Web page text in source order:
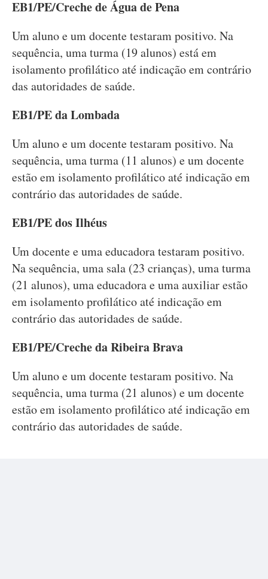
EB1/PE/Creche de Água de Pena
Um aluno e um docente testaram positivo. Na
sequência, uma turma (19 alunos) está em
isolamento profilático até indicação em contrário
das autoridades de saúde.
EB1/PE da Lombada
Um aluno e um docente testaram positivo. Na
sequência, uma turma (11 alunos) e um docente
estão em isolamento profilático até indicação em
contrário das autoridades de saúde.
EB1/PE dos Ilhéus
Um docente e uma educadora testaram positivo.
Na sequência, uma sala (23 crianças), uma turma
(21 alunos), uma educadora e uma auxiliar estão
em isolamento profilático até indicação em
contrário das autoridades de saúde.
EB1/PE/Creche da Ribeira Brava
Um aluno e um docente testaram positivo. Na
sequência, uma turma (21 alunos) e um docente
estão em isolamento profilático até indicação em
contrário das autoridades de saúde.